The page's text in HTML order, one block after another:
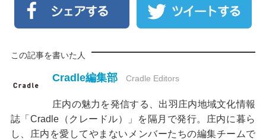
この記事を書いた人
Cradle編集部 Cradle Editors
庄内の魅力を発信する、出羽庄内地域文化情報
誌「Cradle（クレードル）」を隔月で発行。庄内に暮ら
し、庄内を愛してやまないメンバーたちの編集チームで